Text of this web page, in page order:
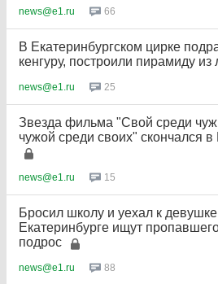
news@e1.ru 66
В Екатеринбургском цирке
кенгуру, построили пирамиду из
news@e1.ru 25
Звезда фильма "Свой среди
чужой среди своих" скончался
news@e1.ru 15
Бросил школу и уехал к
Екатеринбурге ищут
подрос
news@e1.ru 88